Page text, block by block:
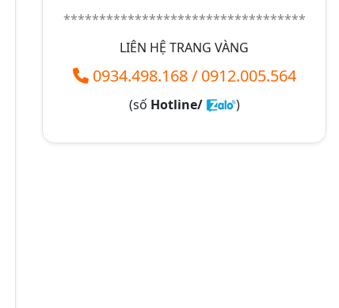
**********************************
LIÊN HỆ TRANG VÀNG
0934.498.168/ 0912.005.564
(số Hotline/ )